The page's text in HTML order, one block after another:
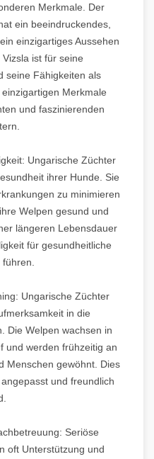
Merkmale. Der
ein beeindruckendes,
einzigartiges Aussehen
ist für seine
seine Fähigkeiten als
Merkmale
und faszinierenden
Ungarische Züchter
ihrer Hunde. Sie
zu minimieren
Welpen gesund und
längeren Lebensdauer
für gesundheitliche
Ungarische Züchter
in die
Die Welpen wachsen in
und werden frühzeitig an
Menschen gewöhnt. Dies
und freundlich
Seriöse
oft Unterstützung und